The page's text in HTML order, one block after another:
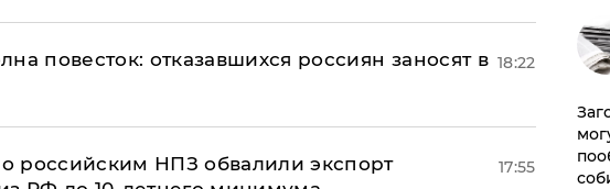
повесток: отказавшихся россиян заносят в 18:22
российским НПЗ обвалили экспорт
17:55